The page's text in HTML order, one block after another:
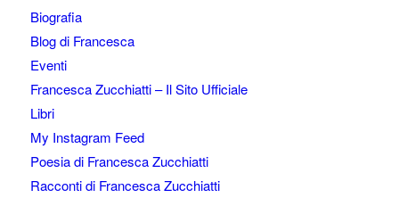
Biografia
Blog di Francesca
Eventi
Francesca Zucchiatti – Il Sito Ufficiale
Libri
My Instagram Feed
Poesia di Francesca Zucchiatti
Racconti di Francesca Zucchiatti